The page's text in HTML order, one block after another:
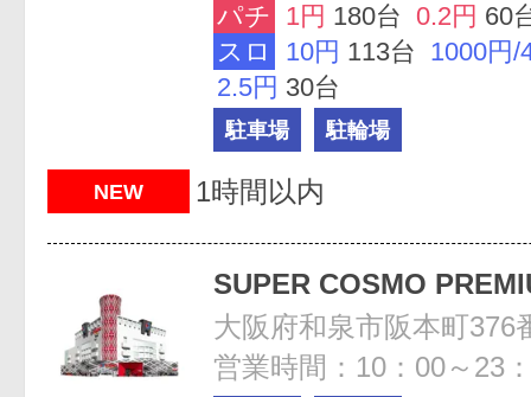
パチ 1円 180台 0.2円 60
スロ
10円 113台 1000円/
2.5円 30台
駐車場 駐輪場
NEW 1時間以内
SUPER COSMO
大阪府和泉市阪本町376
営業時間：10：00～23